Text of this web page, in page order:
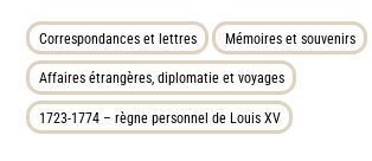
Correspondances et lettres Mémoires et souvenirs
Affaires étrangères, diplomatie et voyages
1723-1774 – règne personnel de Louis XV